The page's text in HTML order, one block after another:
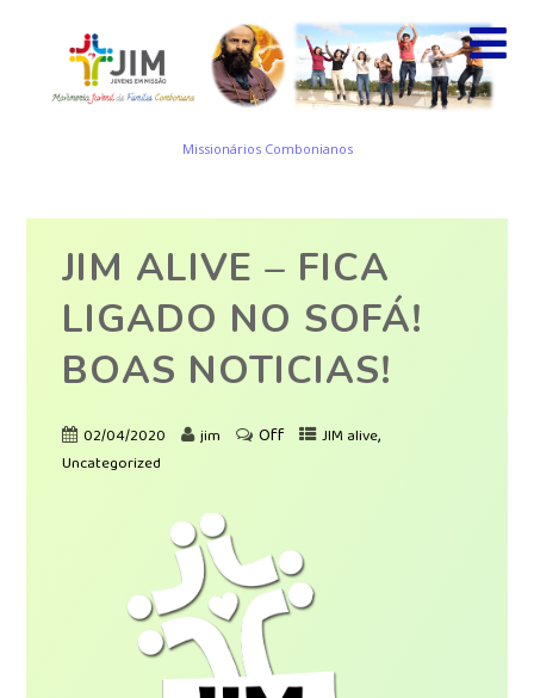
Missionários Combonianos
JIM ALIVE – FICA
LIGADO NO SOFÁ!
BOAS NOTICIAS!
02/04/2020 jim Off JIM alive,
Uncategorized